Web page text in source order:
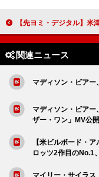
【先ヨミ・デジタル】米津玄師「IRIS OUT」、2万DL超でDLソング首位独
関連ニュース
マディソン・ビア
マディソン・ビア
ザー・ワン」MV公開
【米ビルボード・
ロッツ2作目のNo.1
マイリー・サイラス